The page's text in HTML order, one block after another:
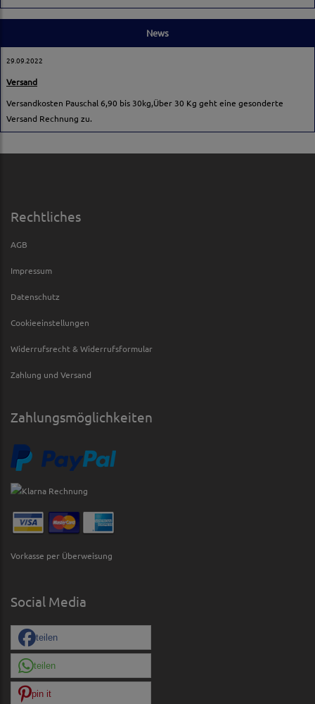
News
29.09.2022
Versand
Versandkosten Pauschal 6,90 bis 30kg,Über 30 Kg geht eine gesonderte
Versand Rechnung zu.
Rechtliches
AGB
Impressum
Datenschutz
Cookieeinstellungen
Widerrufsrecht & Widerrufsformular
Zahlung und Versand
Zahlungsmöglichkeiten
Vorkasse per Überweisung
Social Media
teilen
teilen
pin it